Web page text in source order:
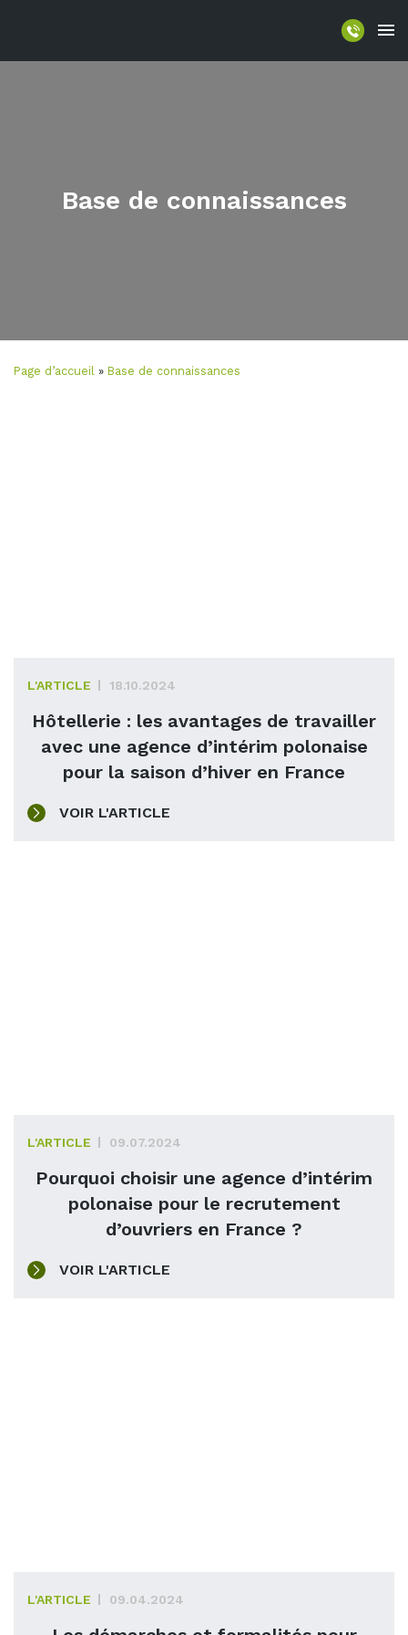
Base de connaissances
Page d’accueil » Base de connaissances
L'ARTICLE 18.10.2024
Hôtellerie : les avantages de travailler
avec une agence d’intérim polonaise
pour la saison d’hiver en France
VOIR L'ARTICLE
L'ARTICLE 09.07.2024
Pourquoi choisir une agence d’intérim
polonaise pour le recrutement
d’ouvriers en France ?
VOIR L'ARTICLE
L'ARTICLE 09.04.2024